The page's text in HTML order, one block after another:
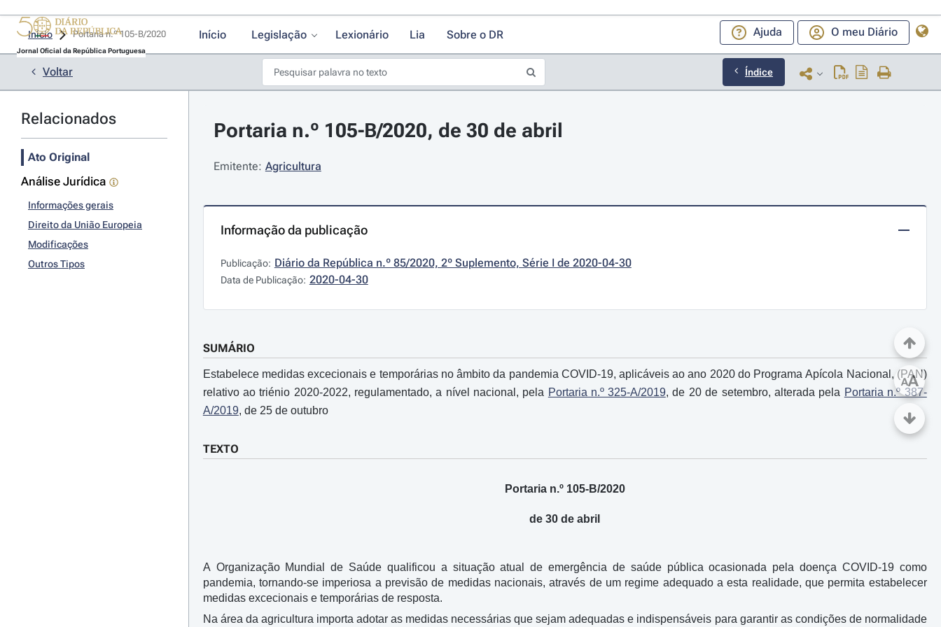
Jornal Oficial da República Portuguesa
Início Legislação Lexionário Lia Sobre o DR Ajuda O meu Diário
Início
Voltar Índice
Relacionados
Ato Original
Análise Jurídica
Informações gerais
Direito da União Europeia
Modificações
Outros Tipos
Portaria n.º 105-B/2020, de 30 de abril
Emitente: Agricultura
Informação da publicação
Publicação: Diário da República n.º 85/2020, 2º Suplemento, Série I de 2020-04-30
Data de Publicação: 2020-04-30
SUMÁRIO
Estabelece medidas excecionais e temporárias no âmbito da pandemia COVID-19, aplicáveis ao ano 2020 do Programa Apícola Nacional, (PAN)
relativo ao triénio 2020-2022, regulamentado, a nível nacional, pela Portaria n.º 325-A/2019, de 20 de setembro, alterada pela Portaria n.º 387-
A/2019, de 25 de outubro
TEXTO
Portaria n.º 105-B/2020
de 30 de abril
A Organização Mundial de Saúde qualificou a situação atual de emergência de saúde pública ocasionada pela doença COVID-19 como
pandemia, tornando-se imperiosa a previsão de medidas nacionais, através de um regime adequado a esta realidade, que permita estabelecer
medidas excecionais e temporárias de resposta.
Na área da agricultura importa adotar as medidas necessárias que sejam adequadas e indispensáveis para garantir as condições de normalidade
AA